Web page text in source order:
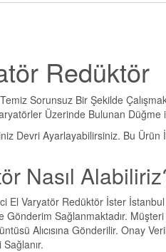
Redüktör
Sorunsuz Bir Şekilde
Üzerinde Bulunan Düğme
Devri Ayarlayabilirsiniz. Bu Ürün
Nasıl
El Varyatör Redüktör İster
Gönderim Sağlanmaktadır.
Alıcısına Gönderilir. Onay